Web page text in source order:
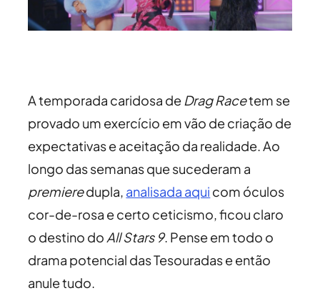
A temporada caridosa de Drag Racetem se
provado um exercício em vão de criação de
expectativas e aceitação da realidade. Ao
longo das semanas que sucederam a
premieredupla, analisada aqui com óculos
cor-de-rosa e certo ceticismo, ficou claro
o destino do All Stars 9. Pense em todo o
drama potencial das Tesouradas e então
anule tudo.